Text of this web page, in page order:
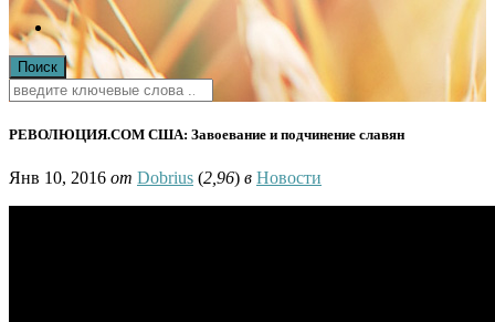
РЕВОЛЮЦИЯ.COM США: Завоевание и подчинение славян
Янв 10, 2016 от Dobrius (2,96) в Новости